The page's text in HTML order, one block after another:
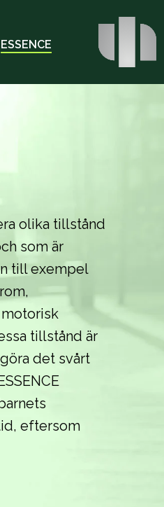
ESSENCE
olika tillstånd
som är
till exempel
tillstånd är
det svårt
eftersom